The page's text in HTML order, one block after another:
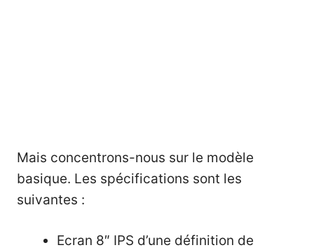
Mais concentrons-nous sur le modèle
basique. Les spécifications sont les
suivantes :
Ecran 8″ IPS d’une définition de